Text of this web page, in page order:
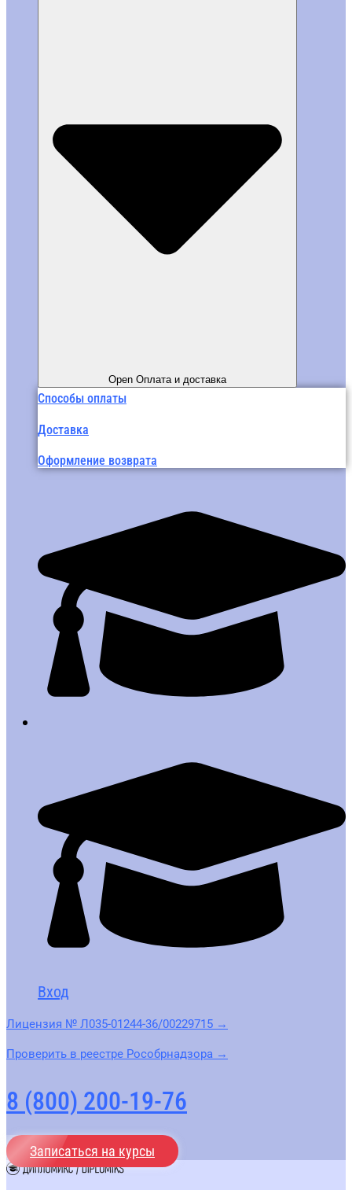
Open Оплата и доставка
Способы оплаты
Доставка
Оформление возврата
Вход
Лицензия № Л035-01244-36/00229715 →
Проверить в реестре Рособрнадзора →
8 (800) 200-19-76
Записаться на курсы